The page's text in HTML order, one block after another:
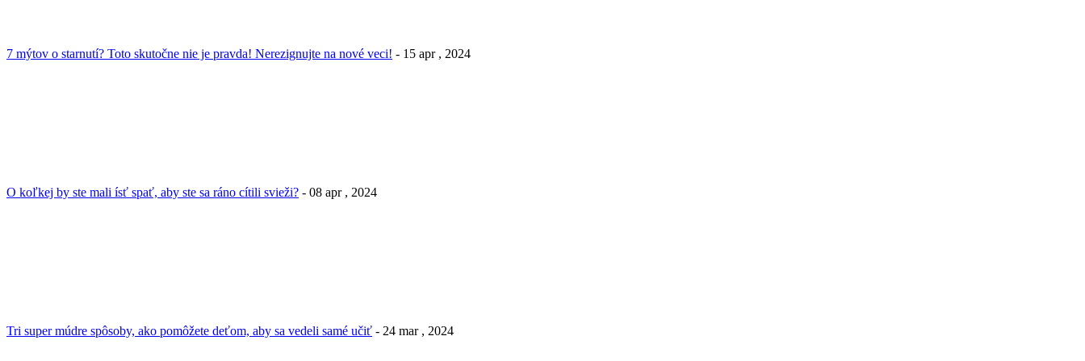
7 mýtov o starnutí? Toto skutočne nie je pravda! Nerezignujte na nové veci! - 15 apr , 2024
O koľkej by ste mali ísť spať, aby ste sa ráno cítili svieži? - 08 apr , 2024
Tri super múdre spôsoby, ako pomôžete deťom, aby sa vedeli samé učiť - 24 mar , 2024